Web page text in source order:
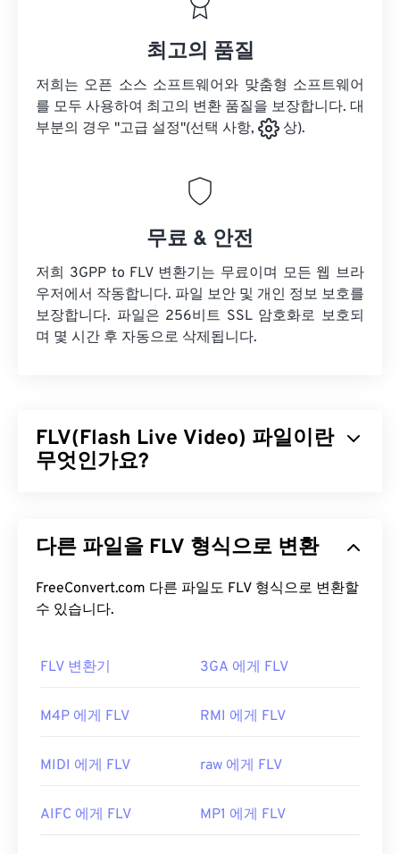
최고의 품질
저희는 오픈 소스 소프트웨어와 맞춤형 소프트웨어
를 모두 사용하여 최고의 변환 품질을 보장합니다. 대
부분의 경우 "고급 설정"(선택 사항,
상).
무료 & 안전
저희 3GPP to FLV 변환기는 무료이며 모든 웹 브라
우저에서 작동합니다. 파일 보안 및 개인 정보 보호를
보장합니다. 파일은 256비트 SSL 암호화로 보호되
며 몇 시간 후 자동으로 삭제됩니다.
FLV(Flash Live Video) 파일이란
무엇인가요?
고품질의 동기화가 잘 된 멀티미디어 콘텐츠를 제공
므로코덱을사용하여 파일 크기를 압축합니다. FLV
는 ISO 기반 미디어 파일 형식이라고도 하는 개방형
(Animate CC) 및
와 같은Adobe 제품에서 열립
니다. Adobe Flash 7 이상 버전에서 가장 잘 열립니
터 태그는 지원합니다.
다른 파일을 FLV 형식으로 변환
FreeConvert.com 다른 파일도 FLV 형식으로 변환할
수 있습니다.
FLV 변환기 3GA 에게 FLV
M4P 에게 FLV RMI 에게 FLV
MIDI 에게 FLV raw 에게 FLV
AIFC 에게 FLV MP1 에게 FLV